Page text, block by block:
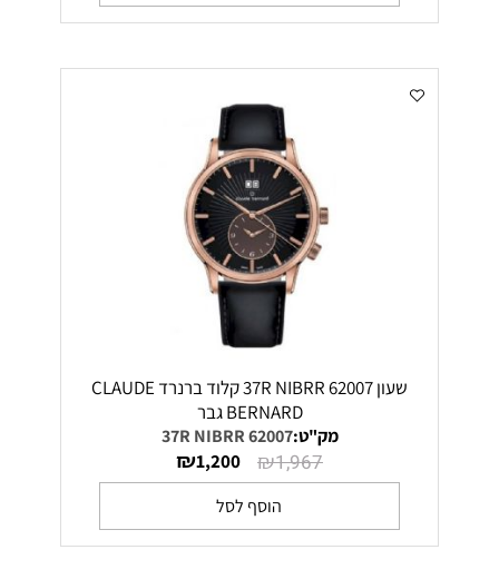
שעון 62007 37R NIBRR קלוד ברנרד CLAUDE
BERNARD גבר
מק"ט:62007 37R NIBRR
₪1,967
₪1,200
הוסף לסל